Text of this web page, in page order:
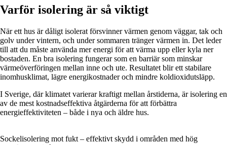
Varför isolering är så viktigt
När ett hus är dåligt isolerat försvinner värmen genom väggar, tak och
golv under vintern, och under sommaren tränger värmen in. Det leder
till att du måste använda mer energi för att värma upp eller kyla ner
bostaden. En bra isolering fungerar som en barriär som minskar
värmeöverföringen mellan inne och ute. Resultatet blir ett stabilare
inomhusklimat, lägre energikostnader och mindre koldioxidutsläpp.
I Sverige, där klimatet varierar kraftigt mellan årstiderna, är isolering en
av de mest kostnadseffektiva åtgärderna för att förbättra
energieffektiviteten – både i nya och äldre hus.
Sockelisolering mot fukt – effektivt skydd i områden med hög